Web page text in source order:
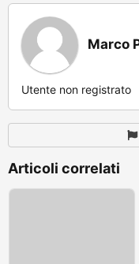
Marco
Utente non registrato
Articoli correlati